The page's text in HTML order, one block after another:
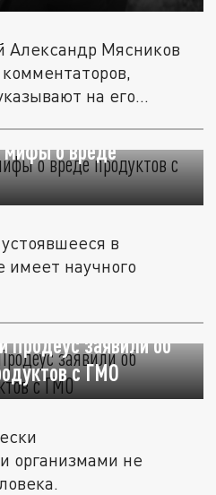
Александр Мясников
на его...
мифы о вреде
в
научного
заявили об
с ГМО
организмами не